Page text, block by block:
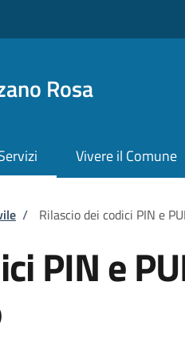
Rosa
Vivere il Comune
/ Rilascio dei codici PIN e
PIN e